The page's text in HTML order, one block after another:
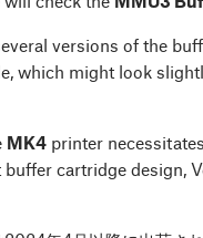
versions of the
which might look
MK4 printer
cartridge design,